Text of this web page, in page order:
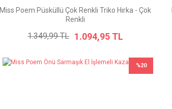
Miss Poem Püsküllü Çok Renkli Triko Hırka - Çok
Renkli
1.349,99 TL 1.094,95 TL
%20